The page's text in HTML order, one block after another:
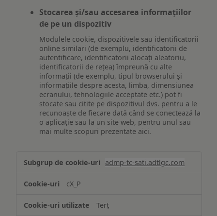
Stocarea și/sau accesarea informațiilor
de pe un dispozitiv
Modulele cookie, dispozitivele sau identificatorii
online similari (de exemplu, identificatorii de
autentificare, identificatorii alocați aleatoriu,
identificatorii de rețea) împreună cu alte
informații (de exemplu, tipul browserului și
informațiile despre acesta, limba, dimensiunea
ecranului, tehnologiile acceptate etc.) pot fi
stocate sau citite pe dispozitivul dvs. pentru a le
recunoaște de fiecare dată când se conectează la
o aplicație sau la un site web, pentru unul sau
mai multe scopuri prezentate aici.
și/sau
informațiilor
pe
admp-tc-sati.adtlgc.com
cX_P
Terț